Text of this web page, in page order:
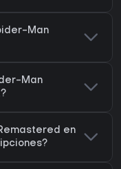
Man
Man
en